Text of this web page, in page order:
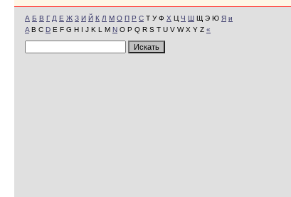
А Б В Г Д Е Ж З И Й К Л М О П Р С Т У Ф Х Ц Ч Ш Щ Э Ю Я и
A B C D E F G H I J K L M N O P Q R S T U V W X Y Z «